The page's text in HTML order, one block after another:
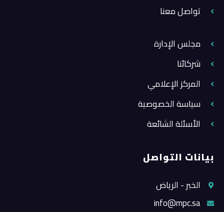
تواصل معنا
مجلس الإدارة
شركائنا
المركز الإعلامي
سياسة الخصوصية
الأسئلة الشائعة
بيانات التواصل
الخبر - الرياض
info@mpc.sa